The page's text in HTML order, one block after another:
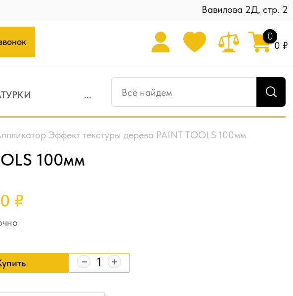
Вавилова 2Д, стр. 2
0
0 ₽
...
Эффект текстуры дерева PAINT TOOLS 100мм
100мм
₽